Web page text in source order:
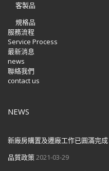
客製品
規格品
服務流程
Service Process
最新消息
news
聯絡我們
contact us
NEWS
新廠房購置及遷廠工作已圓滿完成
品質政策2021-03-29